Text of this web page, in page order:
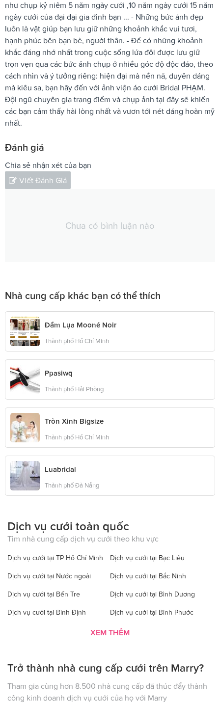
như chụp kỷ niêm 5 năm ngày cưới ,10 năm ngày cưới 15 năm
ngày cưới của đại đại gia đình bạn ... - Những bức ảnh đẹp
luôn là vật giúp bạn lưu giữ những khoảnh khắc vui tươi,
hạnh phúc bên bạn bè, người thân. - Để có những khoảnh
khắc đáng nhớ nhất trong cuộc sống lứa đôi được lưu giữ
trọn vẹn qua các bức ảnh chụp ở nhiều góc độ độc đáo, theo
cách nhìn và ý tưởng riêng: hiện đại mà nền nã, duyên dáng
mà kiêu sa, bạn hãy đến với ảnh viện áo cưới Bridal PHẠM.
Đội ngũ chuyên gia trang điểm và chụp ảnh tại đây sẽ khiến
các bạn cảm thấy hài lòng nhất và vươn tới nét dáng hoàn mỹ
nhất.
Đánh giá
Chia sẻ nhận xét của bạn
Viết Đánh Giá
Chưa có bình luận nào
Nhà cung cấp khác bạn có thể thích
Đầm Lụa Mooné Noir
Thành phố Hồ Chí Minh
Ppasiwq
Thành phố Hải Phòng
Tròn Xinh Bigsize
Thành phố Hồ Chí Minh
Luabridal
Thành phố Đà Nẵng
Dịch vụ cưới toàn quốc
Tìm nhà cung cấp dịch vụ cưới theo khu vực
Dịch vụ cưới tại TP Hồ Chí Minh Dịch vụ cưới tại Bạc Liêu
Dịch vụ cưới tại Nước ngoài Dịch vụ cưới tại Bắc Ninh
Dịch vụ cưới tại Bến Tre Dịch vụ cưới tại Bình Dương
Dịch vụ cưới tại Bình Định Dịch vụ cưới tại Bình Phước
Dịch vụ cưới tại Bình Thuận Dịch vụ cưới tại Cà Mau
Dịch vụ cưới tại Hà Nội Dịch vụ cưới tại Đăk Nông
Dịch vụ cưới tại Điện Biên Dịch vụ cưới tại Đồng Nai
XEM THÊM
Trở thành nhà cung cấp cưới trên Marry?
Tham gia cùng hơn 8.500 nhà cung cấp đã thúc đẩy thành
công kinh doanh dịch vụ cưới của họ với Marry